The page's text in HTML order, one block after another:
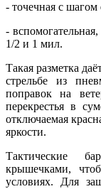
- точечная с
-
1/2 и 1 мил.
Такая разметка
стрельбе из
поправок на
перекрестья в
отключаемая
яркости.
Тактические
крышечками,
условиях. Для